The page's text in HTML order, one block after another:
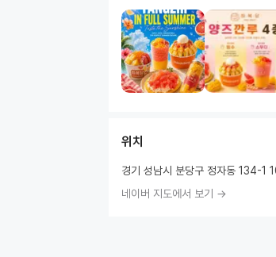
위치
경기 성남시 분당구 정자동 134-1
네이버 지도에서 보기 →